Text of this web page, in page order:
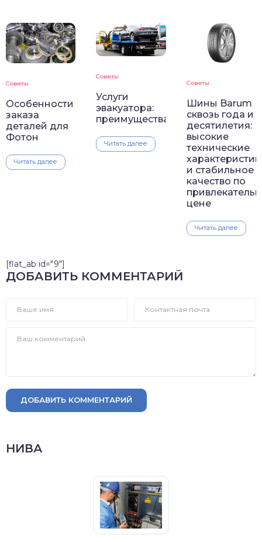
Советы
Особенности
заказа
деталей для
Фотон
Читать далее
Советы
Услуги
эвакуатора:
преимущества
Читать далее
Советы
Шины Barum
сквозь года и
десятилетия:
высокие
технические
и стабильное
качество по
цене
Читать далее
[flat_ab id="9"]
ДОБАВИТЬ КОММЕНТАРИЙ
ДОБАВИТЬ КОММЕНТАРИЙ
НИВА